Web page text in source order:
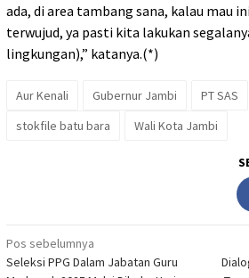
ada, di area tambang sana, kalau mau
terwujud, ya pasti kita lakukan
lingkungan),” katanya.(*)
Aur Kenali Gubernur Jambi PT SAS
stokfile batu bara
Wali Kota Jambi
Navigasi
pos
Pos sebelumnya
Seleksi PPG Dalam Jabatan Guru